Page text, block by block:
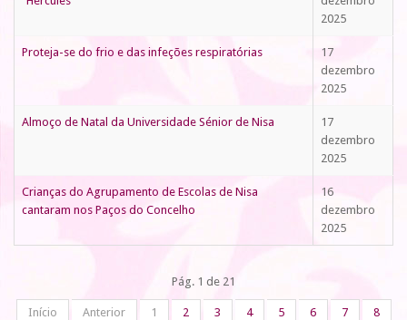
2025
Proteja-se do frio e das infeções respiratórias
17
dezembro
2025
Almoço de Natal da Universidade Sénior de Nisa
17
dezembro
2025
Crianças do Agrupamento de Escolas de Nisa
cantaram nos Paços do Concelho
16
dezembro
2025
Pág. 1 de 21
Início Anterior 1 2 3 4 5 6 7 8